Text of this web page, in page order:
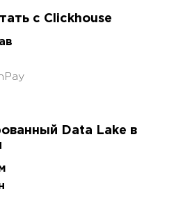
с Clickhouse
Data Lake в